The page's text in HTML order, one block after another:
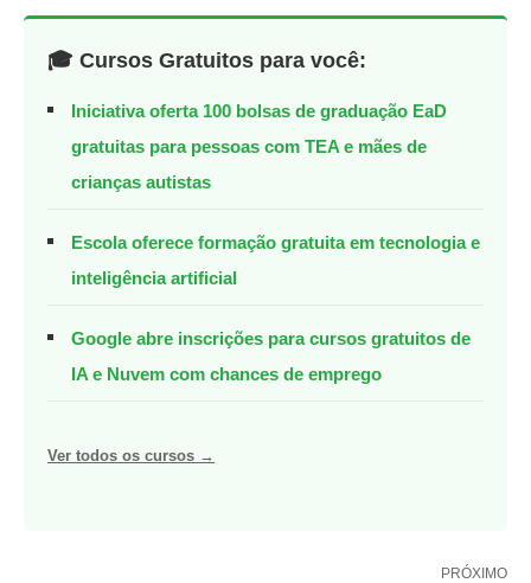
🎓 Cursos Gratuitos para você:
Iniciativa oferta 100 bolsas de graduação EaD
gratuitas para pessoas com TEA e mães de
crianças autistas
Escola oferece formação gratuita em tecnologia e
inteligência artificial
Google abre inscrições para cursos gratuitos de
IA e Nuvem com chances de emprego
Ver todos os cursos →
PRÓXIMO